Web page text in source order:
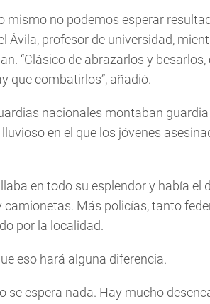
mismo no podemos esperar
Ávila, profesor de universidad,
“Clásico de abrazarlos y
que combatirlos”, añadió.
nacionales montaban
en el que los jóvenes
en todo su esplendor y había el
Más policías, tanto
por la localidad.
eso hará alguna diferencia.
se espera nada. Hay mucho